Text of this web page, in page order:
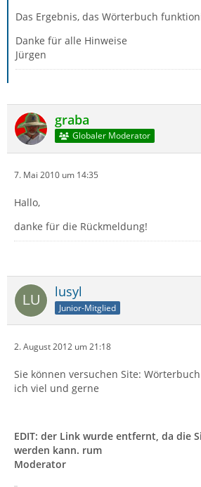
Das Ergebnis, das Wörterbuch
Danke für alle Hinweise
Jürgen
graba
Globaler Moderator
7. Mai 2010 um 14:35
Hallo,
danke für die Rückmeldung!
lusyl
Junior-Mitglied
2. August 2012 um 21:18
Sie können versuchen Site:
ich viel und gerne
EDIT: der Link wurde entfernt, da die
werden kann. rum
Moderator